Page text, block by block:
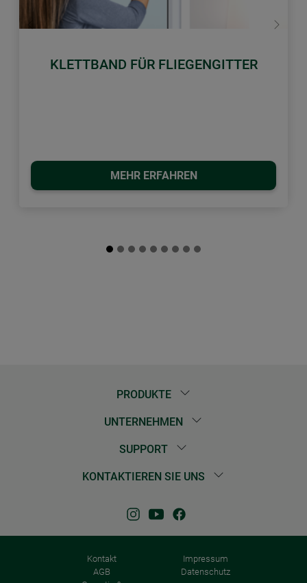
KLETTBAND FÜR FLIEGENGITTER
MEHR ERFAHREN
Zurück Weiter
PRODUKTE
UNTERNEHMEN
SUPPORT
KONTAKTIEREN SIE UNS
Kontakt
Impressum
AGB
Datenschutz